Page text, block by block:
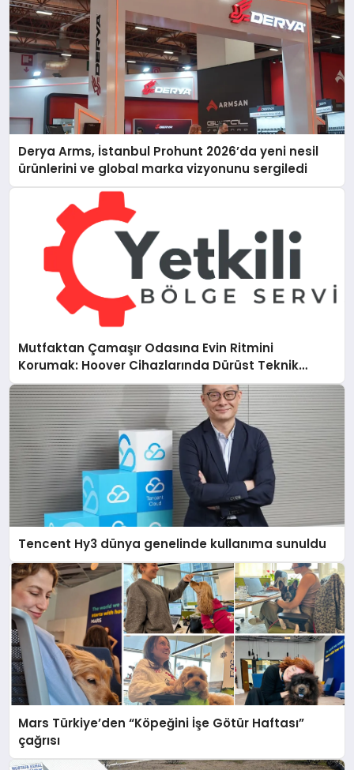
Derya Arms, İstanbul Prohunt 2026’da yeni nesil
ürünlerini ve global marka vizyonunu sergiledi
Mutfaktan Çamaşır Odasına Evin Ritmini
Korumak: Hoover Cihazlarında Dürüst Teknik
Destek Deneyimi
Tencent Hy3 dünya genelinde kullanıma sunuldu
Mars Türkiye’den “Köpeğini İşe Götür Haftası”
çağrısı